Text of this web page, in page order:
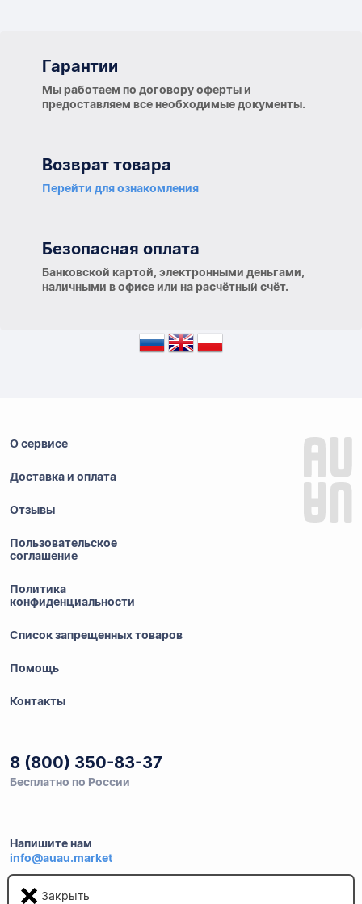
Гарантии
Мы работаем по договору оферты и
предоставляем все необходимые документы.
Возврат товара
Перейти для ознакомления
Безопасная оплата
Банковской картой, электронными деньгами,
наличными в офисе или на расчётный счёт.
О сервисе
Доставка и оплата
Отзывы
Пользовательское
соглашение
Политика
конфиденциальности
Список запрещенных товаров
Помощь
Контакты
8 (800) 350-83-37
Бесплатно по России
Напишите нам
info@auau.market
236027, г.Калининград
Закрыть